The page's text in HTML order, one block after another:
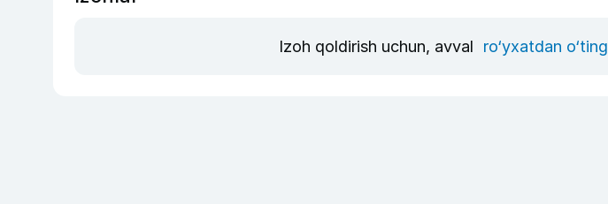
Izoh qoldirish uchun, avval ro‘yxatdan o‘ting